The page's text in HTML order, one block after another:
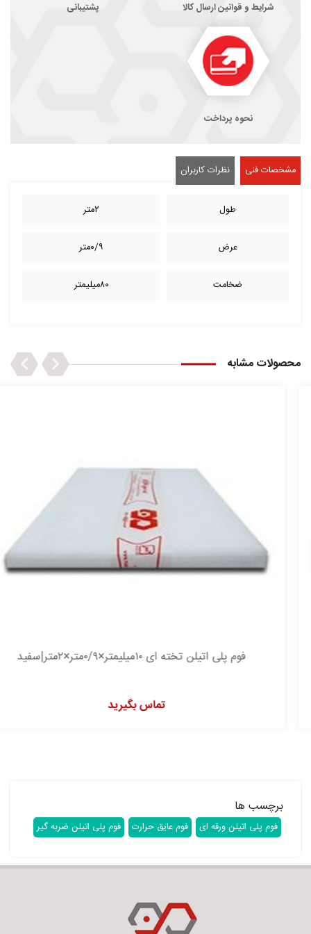
شرایط و قوانین ارسال کالا پشتیبانی
نحوه پرداخت
مشخصات فنی نظرات کاربران
طول ۲متر
عرض ۰/۹متر
ضخامت ۸۰میلیمتر
محصولات مشابه Previous
فوم پلی اتیلن تخته ای ۱۰میلیمتر×۰/۹متر×۲متر|سفید
تماس بگیرید
Next
برچسب ها
فوم پلی اتیلن ورقه ای فوم عایق حرارت فوم پلی اتیلن ضربه گیر